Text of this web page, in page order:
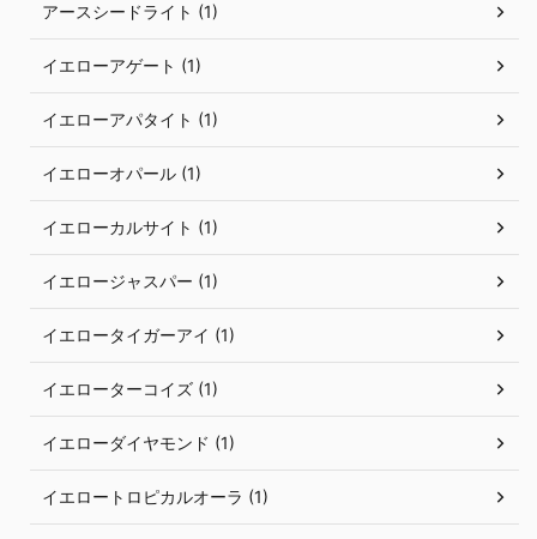
アースシードライト (1)
イエローアゲート (1)
イエローアパタイト (1)
イエローオパール (1)
イエローカルサイト (1)
イエロージャスパー (1)
イエロータイガーアイ (1)
イエローターコイズ (1)
イエローダイヤモンド (1)
イエロートロピカルオーラ (1)